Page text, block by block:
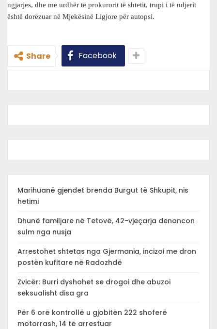
ngjarjes, dhe me urdhër të prokurorit të shtetit, trupi i të ndjerit
është dorëzuar në Mjekësinë Ligjore për autopsi.
Share Facebook
Marihuanë gjendet brenda Burgut të Shkupit, nis
hetimi
Dhunë familjare në Tetovë, 42-vjeçarja denoncon
sulm nga nusja
Arrestohet shtetas nga Gjermania, incizoi me dron
postën kufitare në Radozhdë
Zvicër: Burri dyshohet se drogoi dhe abuzoi
seksualisht disa gra
Për 6 orë kontrollë u gjobitën 222 shoferë
motorrash, 14 të arrestuar